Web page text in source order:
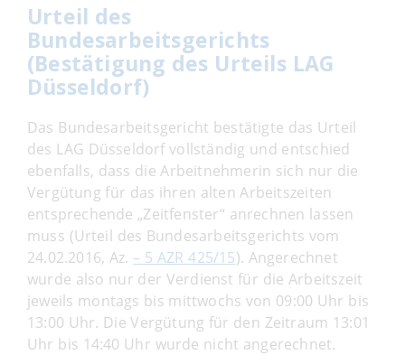
Urteil des
Bundesarbeitsgerichts
(Bestätigung des Urteils LAG
Düsseldorf)
Das Bundesarbeitsgericht bestätigte das Urteil
des LAG Düsseldorf vollständig und entschied
ebenfalls, dass die Arbeitnehmerin sich nur die
Vergütung für das ihren alten Arbeitszeiten
entsprechende „Zeitfenster“ anrechnen lassen
muss (Urteil des Bundesarbeitsgerichts vom
24.02.2016, Az. – 5 AZR 425/15). Angerechnet
wurde also nur der Verdienst für die Arbeitszeit
jeweils montags bis mittwochs von 09:00 Uhr bis
13:00 Uhr. Die Vergütung für den Zeitraum 13:01
Uhr bis 14:40 Uhr wurde nicht angerechnet.